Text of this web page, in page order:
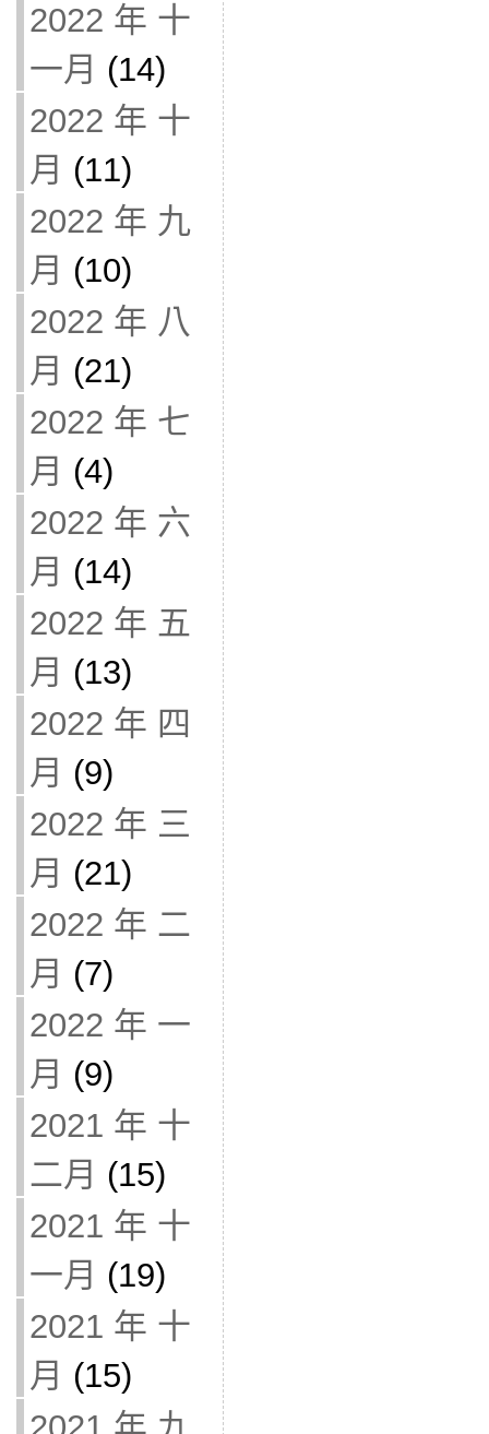
2022 年 十
一月 (14)
2022 年 十
月 (11)
2022 年 九
月 (10)
2022 年 八
月 (21)
2022 年 七
月 (4)
2022 年 六
月 (14)
2022 年 五
月 (13)
2022 年 四
月 (9)
2022 年 三
月 (21)
2022 年 二
月 (7)
2022 年 一
月 (9)
2021 年 十
二月 (15)
2021 年 十
一月 (19)
2021 年 十
月 (15)